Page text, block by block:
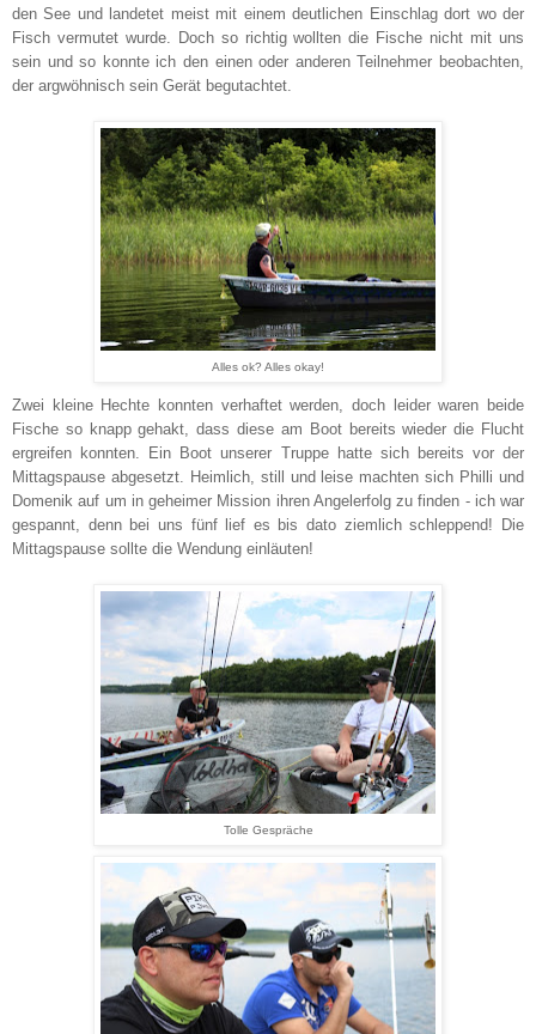
den See und landetet meist mit einem deutlichen Einschlag dort wo der
Fisch vermutet wurde. Doch so richtig wollten die Fische nicht mit uns
sein und so konnte ich den einen oder anderen Teilnehmer beobachten,
der argwöhnisch sein Gerät begutachtet.
Alles ok? Alles okay!
Zwei kleine Hechte konnten verhaftet werden, doch leider waren beide
Fische so knapp gehakt, dass diese am Boot bereits wieder die Flucht
ergreifen konnten. Ein Boot unserer Truppe hatte sich bereits vor der
Mittagspause abgesetzt. Heimlich, still und leise machten sich Philli und
Domenik auf um in geheimer Mission ihren Angelerfolg zu finden - ich war
gespannt, denn bei uns fünf lief es bis dato ziemlich schleppend! Die
Mittagspause sollte die Wendung einläuten!
Tolle Gespräche